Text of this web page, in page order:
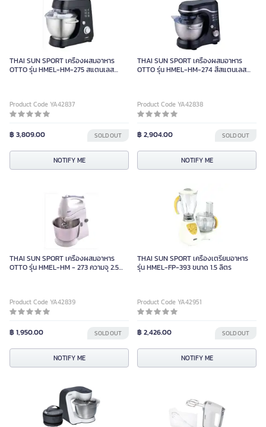
THAI SUN SPORT เครื่องผสมอาหาร
OTTO รุ่น HMEL-HM-275 สแตนเลส
Product Code YA42837
฿ 3,809.00 SOLD OUT
NOTIFY ME
THAI SUN SPORT เครื่องผสมอาหาร
OTTO รุ่น HMEL-HM-274 สีสแตนเลส
Product Code YA42838
฿ 2,904.00 SOLD OUT
NOTIFY ME
THAI SUN SPORT เครื่องผสมอาหาร
OTTO รุ่น HMEL-HM - 273 ความจุ 2.5
Product Code YA42839
฿ 1,950.00 SOLD OUT
NOTIFY ME
THAI SUN SPORT เครื่องเตรียมอาหาร
รุ่น HMEL-FP-393 ขนาด 1.5 ลิตร
Product Code YA42951
฿ 2,426.00 SOLD OUT
NOTIFY ME